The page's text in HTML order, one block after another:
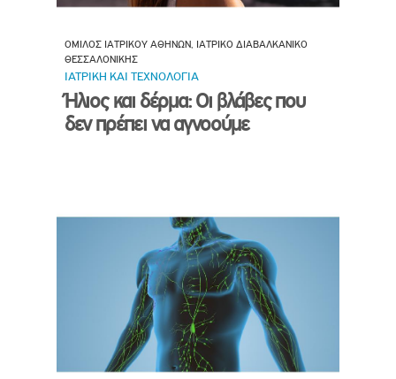
ΟΜΙΛΟΣ ΙΑΤΡΙΚΟΥ ΑΘΗΝΩΝ, ΙΑΤΡΙΚΟ ΔΙΑΒΑΛΚΑΝΙΚΟ
ΘΕΣΣΑΛΟΝΙΚΗΣ
ΙΑΤΡΙΚΗ ΚΑΙ ΤΕΧΝΟΛΟΓΙΑ
Ήλιος και δέρμα: Οι βλάβες που
δεν πρέπει να αγνοούμε